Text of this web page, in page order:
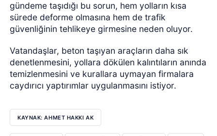
gündeme taşıdığı bu sorun, hem yolların kısa
sürede deforme olmasına hem de trafik
güvenliğinin tehlikeye girmesine neden oluyor.
Vatandaşlar, beton taşıyan araçların daha sık
denetlenmesini, yollara dökülen kalıntıların anında
temizlenmesini ve kurallara uymayan firmalara
caydırıcı yaptırımlar uygulanmasını istiyor.
KAYNAK: AHMET HAKKI AK